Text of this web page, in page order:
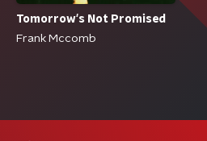
Tomorrow's Not Promised
Frank Mccomb